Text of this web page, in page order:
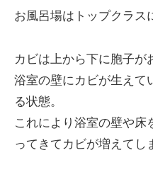
お風呂場はトップクラス
カビは上から下に胞子が
浴室の壁にカビが生えて
る状態。
これにより浴室の壁や床
ってきてカビが増えてし